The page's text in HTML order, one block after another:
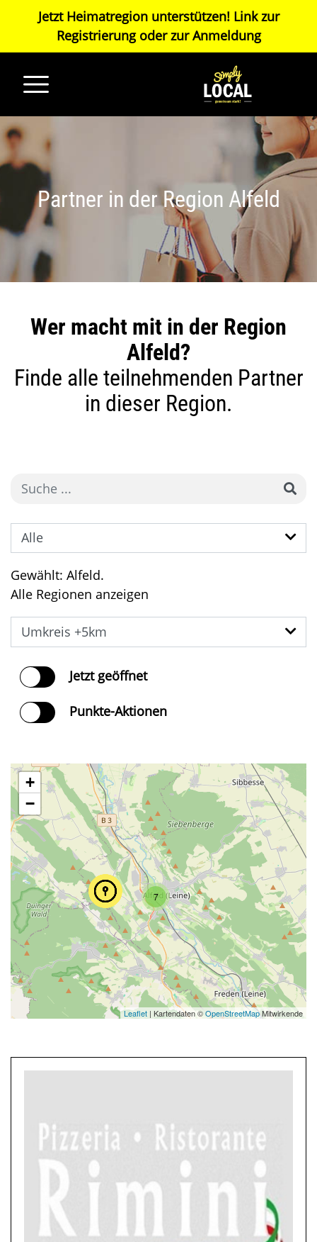
Jetzt Heimatregion unterstützen! Link zur
Registrierungoder zurAnmeldung
Partner in der Region Alfeld
Wer macht mit in der Region
Alfeld?
Finde alle teilnehmenden Partner
in dieser Region.
Gewählt: Alfeld.
Alle Regionen anzeigen
Jetzt geöffnet
Punkte-Aktionen
7
+
−
Leaflet | Kartendaten ©OpenStreetMapMitwirkende